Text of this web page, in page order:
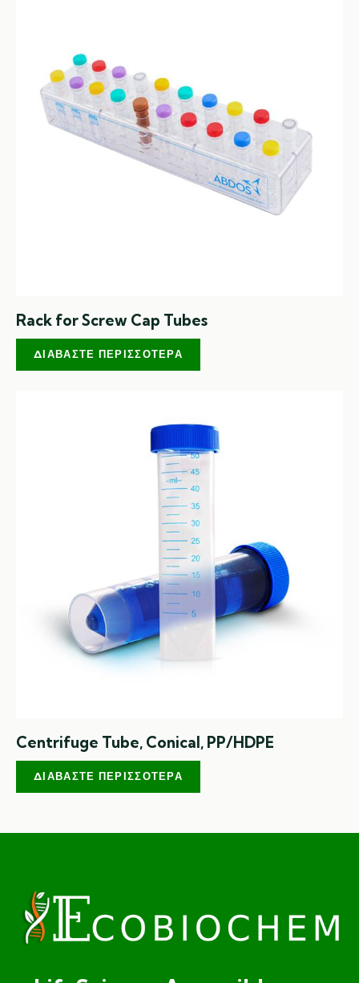
Rack for Screw Cap Tubes
ΔΙΑΒΆΣΤΕ ΠΕΡΙΣΣΌΤΕΡΑ
Centrifuge Tube, Conical, PP/HDPE
ΔΙΑΒΆΣΤΕ ΠΕΡΙΣΣΌΤΕΡΑ